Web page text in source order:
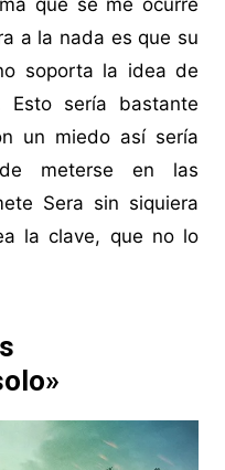
que se me ocurre
a la nada es que su
soporta la idea de
sería bastante
un miedo así sería
meterse en las
Sera sin siquiera
la clave, que no lo